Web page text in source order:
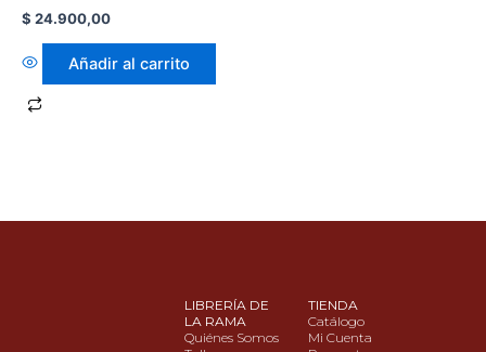
$ 24.900,00
Añadir al carrito
LIBRERÍA DE
LA RAMA
Quiénes Somos
TIENDA
Catálogo
Mi Cuenta